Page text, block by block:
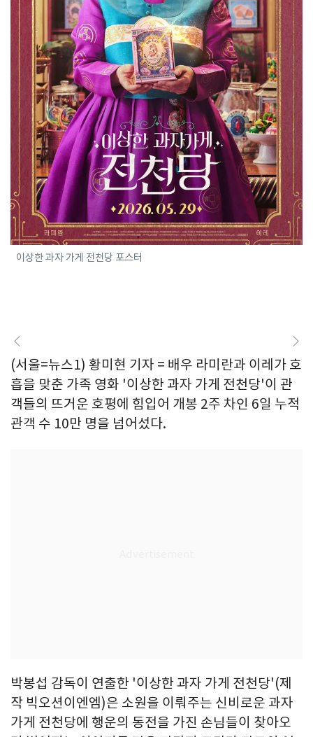
이상한 과자 가게 전천당 포스터
(서울=뉴스1) 황미현 기자 = 배우 라미란과 이레가 호
흡을 맞춘 가족 영화 '이상한 과자 가게 전천당'이 관
객들의 뜨거운 호평에 힘입어 개봉 2주 차인 6일 누적
관객 수 10만 명을 넘어섰다.
박봉섭 감독이 연출한 '이상한 과자 가게 전천당'(제
작 빅오션이엔엠)은 소원을 이뤄주는 신비로운 과자
가게 전천당에 행운의 동전을 가진 손님들이 찾아오